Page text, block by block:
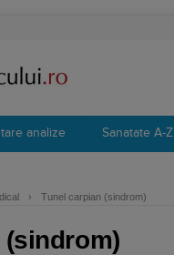
analize Sanatate A-Z
› Tunel carpian (sindrom)